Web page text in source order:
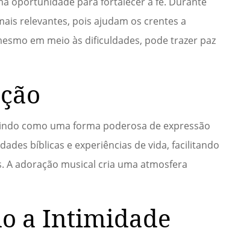
relevantes, pois ajudam os crentes a
em meio às dificuldades, pode trazer paz
como uma forma poderosa de expressão
bíblicas e experiências de vida, facilitando
A adoração musical cria uma atmosfera
a Intimidade